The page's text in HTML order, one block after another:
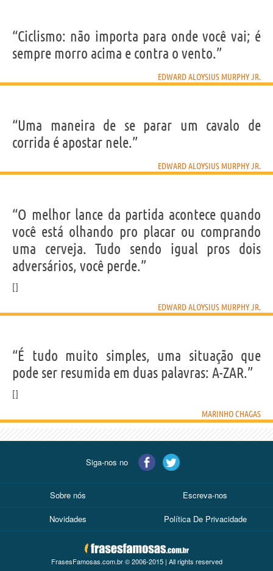
“Ciclismo: não importa para onde você vai; é
sempre morro acima e contra o vento.”
EDWARD ALOYSIUS MURPHY JR.
“Uma maneira de se parar um cavalo de
corrida é apostar nele.”
EDWARD ALOYSIUS MURPHY JR.
“O melhor lance da partida acontece quando
você está olhando pro placar ou comprando
uma cerveja. Tudo sendo igual pros dois
adversários, você perde.”
EDWARD ALOYSIUS MURPHY JR.
“É tudo muito simples, uma situação que
pode ser resumida em duas palavras: A-ZAR.”
MARINHO CHAGAS
Siga-nos no
Sobre nós Escreva-nos
Novidades Política De Privacidade
FrasesFamosas.com.br © 2006-2015 | All rights reserved